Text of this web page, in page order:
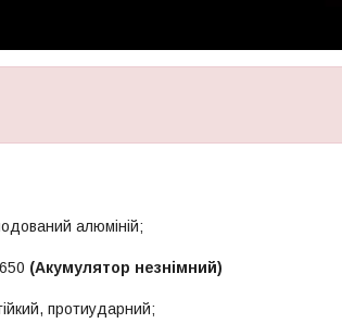
алюміній;
(Акумулятор незнімний)
протиударний;